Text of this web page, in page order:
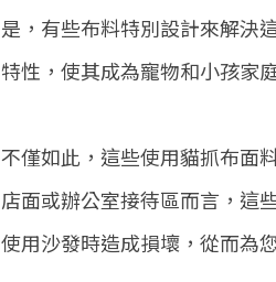
是，有些布料特別設計來解決
特性，使其成為寵物和小孩家
不僅如此，這些使用貓抓布面
店面或辦公室接待區而言，這
使用沙發時造成損壞，從而為